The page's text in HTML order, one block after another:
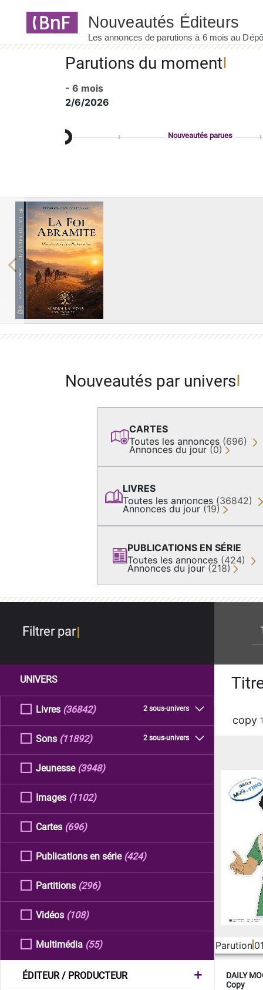
Parutions du moment
- 6 mois
2/6/2026
Nouveautés parues
Previous
Nouveautés par univers
CARTES
Toutes les annonces (696)
Annonces du jour (0)
LIVRES
Toutes les annonces (36842)
Annonces du jour (19)
PUBLICATIONS EN SÉRIE
Toutes les annonces (424)
Annonces du jour (218)
Filtrer par
UNIVERS
Livres 2 sous-univers
(36842)
Sons 2 sous-univers
(11892)
Jeunesse (3948)
Images (1102)
Cartes (696)
Publications en série (424)
Partitions (296)
Vidéos (108)
Multimédia (55)
ÉDITEUR / PRODUCTEUR
copy
Parution
DAILY
Copy